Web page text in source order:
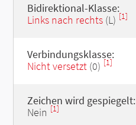
Bidirektional-Klasse:
Links nach rechts(L) [1]
Verbindungsklasse:
Nicht versetzt(0) [1]
Zeichen wird gespiegelt:
Nein [1]